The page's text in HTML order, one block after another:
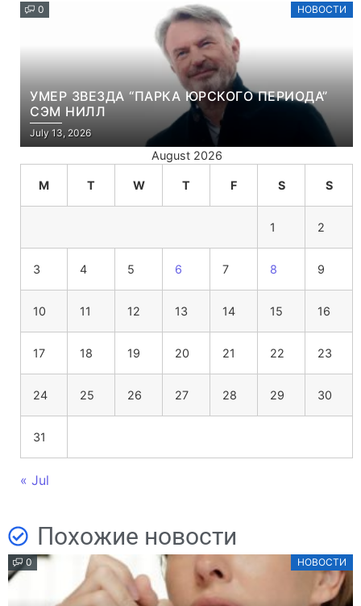
0 НОВОСТИ
УМЕР ЗВЕЗДА “ПАРКА ЮРСКОГО ПЕРИОДА”
СЭМ НИЛЛ
July 13, 2026
August 2026
M T W T F S S
1 2
3 4 5 6 7 8 9
10 11 12 13 14 15 16
17 18 19 20 21 22 23
24 25 26 27 28 29 30
31
« Jul
Похожие новости
0 НОВОСТИ